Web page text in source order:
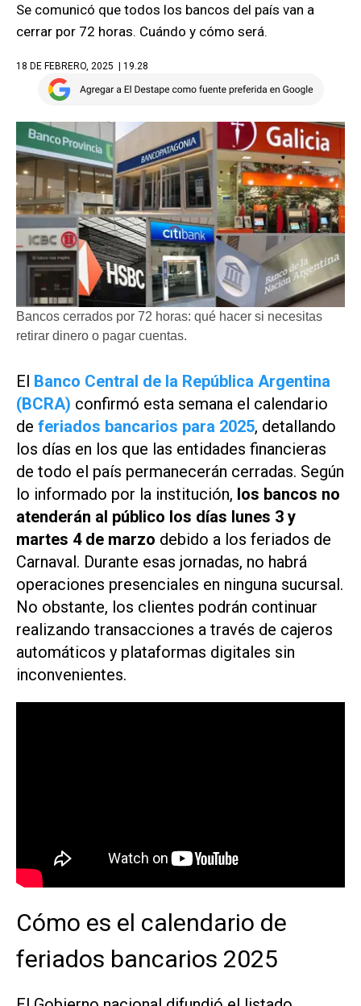
Se comunicó que todos los bancos del país van a
cerrar por 72 horas. Cuándo y cómo será.
18 DE FEBRERO, 2025 | 19.28
Bancos cerrados por 72 horas: qué hacer si necesitas
retirar dinero o pagar cuentas.
El Banco Central de la República Argentina
(BCRA) confirmó esta semana el calendario
de feriados bancarios para 2025, detallando
los días en los que las entidades financieras
de todo el país permanecerán cerradas. Según
lo informado por la institución, los bancos no
atenderán al público los días lunes 3 y
martes 4 de marzo debido a los feriados de
Carnaval. Durante esas jornadas, no habrá
operaciones presenciales en ninguna sucursal.
No obstante, los clientes podrán continuar
realizando transacciones a través de cajeros
automáticos y plataformas digitales sin
inconvenientes.
Cómo es el calendario de
feriados bancarios 2025